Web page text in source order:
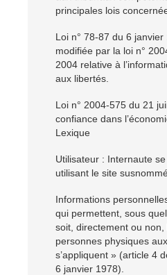
principales lois
Loi n° 78-87 du 6
modifiée par la loi n°
2004 relative à
aux libertés.
Loi n° 2004-575 du 21
confiance dans
Lexique
Utilisateur : Internaute se
utilisant le site
Informations
qui permettent, sous
soit, directement ou non,
personnes physiques
s’appliquent » (article 4
6 janvier 1978).